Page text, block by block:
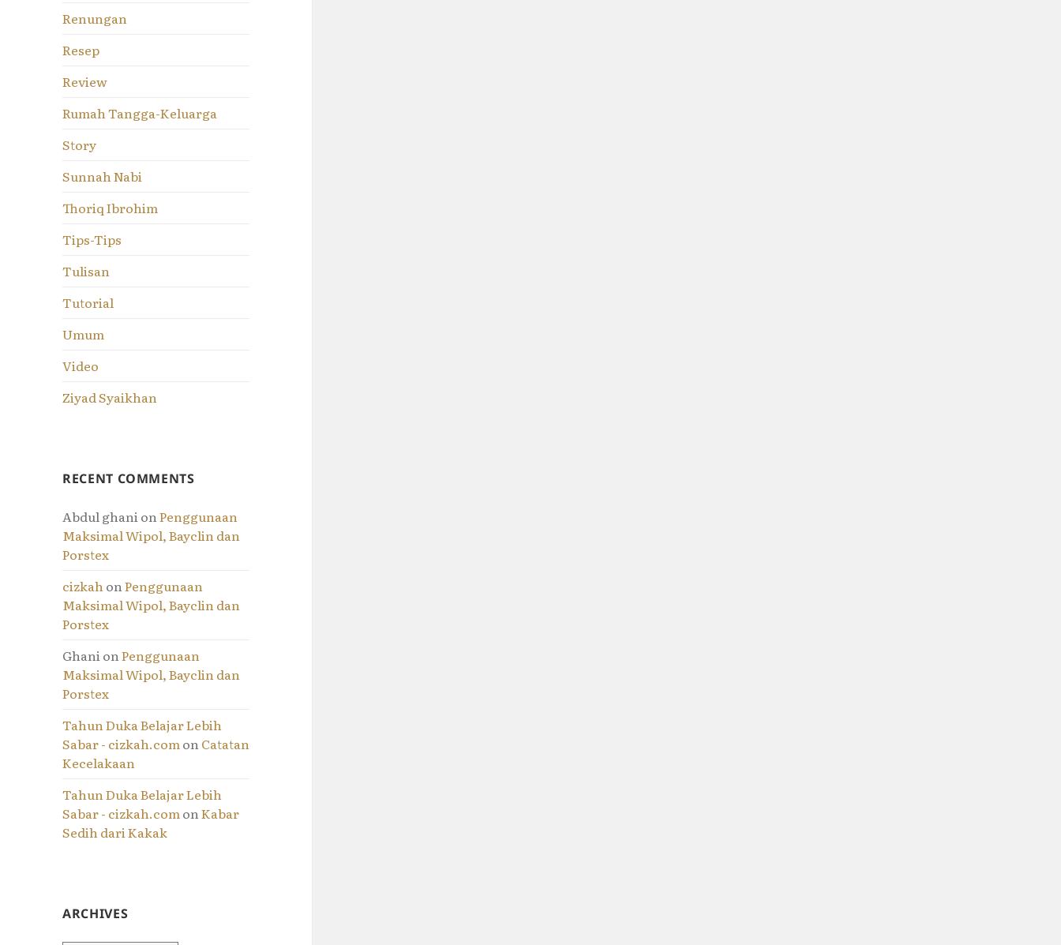
Renungan
Resep
Review
Rumah Tangga-Keluarga
Story
Sunnah Nabi
Thoriq Ibrohim
Tips-Tips
Tulisan
Tutorial
Umum
Video
Ziyad Syaikhan
RECENT COMMENTS
Abdul ghanionPenggunaan
Maksimal Wipol, Bayclin dan
Porstex
cizkahonPenggunaan
Maksimal Wipol, Bayclin dan
Porstex
GhanionPenggunaan
Maksimal Wipol, Bayclin dan
Porstex
Tahun Duka Belajar Lebih
Sabar - cizkah.comonCatatan
Kecelakaan
Tahun Duka Belajar Lebih
Sabar - cizkah.comonKabar
Sedih dari Kakak
ARCHIVES